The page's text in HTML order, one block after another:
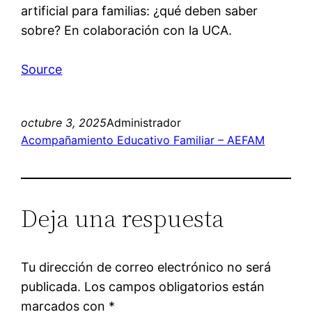
artificial para familias: ¿qué deben saber
sobre? En colaboración con la UCA.
Source
octubre 3, 2025Administrador
Acompañamiento Educativo Familiar – AEFAM
Deja una respuesta
Tu dirección de correo electrónico no será
publicada. Los campos obligatorios están
marcados con *